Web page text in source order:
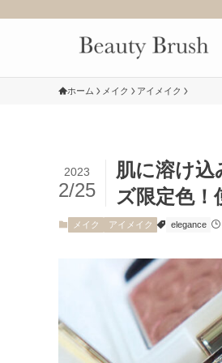
ホーム メイク アイメイク
肌に溶け
ズ限定色
2023
2/25
メイク アイメイク elegance